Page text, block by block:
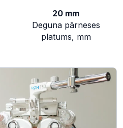
20 mm
Deguna pārneses
platums, mm